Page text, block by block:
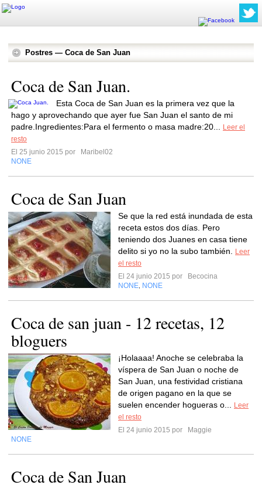
Postres — Coca de San Juan
Coca de San Juan.
Esta Coca de San Juan es la primera vez que la
hago y aprovechando que ayer fue San Juan el santo de mi
padre.Ingredientes:Para el fermento o masa madre:20...
Leer el
resto
El 25 junio 2015 por
Maribel02
NONE
Coca de San Juan
Se que la red está inundada de esta
receta estos dos días. Pero
teniendo dos Juanes en casa tiene
delito si yo no la subo también.
Leer
el resto
El 24 junio 2015 por
Becocina
NONE NONE
Coca de san juan - 12 recetas, 12
bloguers
¡Holaaaa! Anoche se celebraba la
víspera de San Juan o noche de
San Juan, una festividad cristiana
de origen pagano en la que se
suelen encender hogueras o...
Leer
el resto
El 24 junio 2015 por
Maggie
NONE
Coca de San Juan